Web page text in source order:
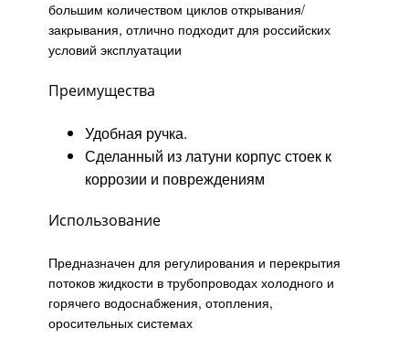
большим количеством циклов открывания/
закрывания, отлично подходит для российских
условий эксплуатации
Преимущества
Удобная ручка.
Сделанный из латуни корпус стоек к
коррозии и повреждениям
Использование
Предназначен для регулирования и перекрытия
потоков жидкости в трубопроводах холодного и
горячего водоснабжения, отопления,
оросительных системах